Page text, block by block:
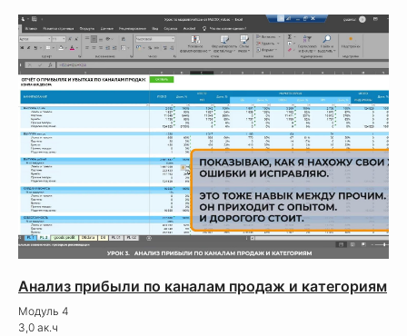
Анализ прибыли по каналам продаж и категориям
Модуль 4
3,0 ак.ч